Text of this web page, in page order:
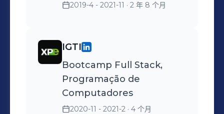
2019-4 - 2021-11 · 2 年 8 个月
IGTI
Bootcamp Full Stack,
Programação de
Computadores
2020-11 - 2021-2 · 4 个月